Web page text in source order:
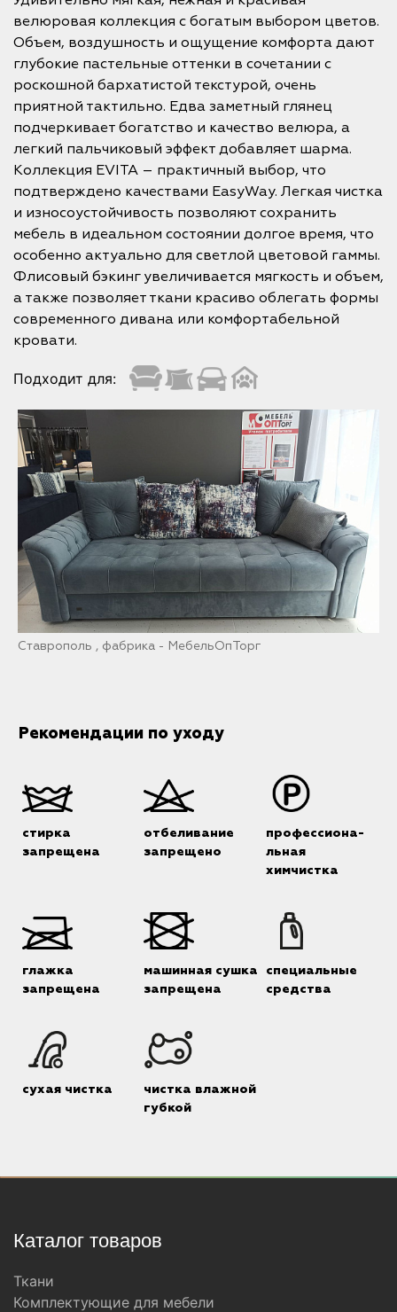
велюровая коллекция с богатым выбором цветов.
Объем, воздушность и ощущение комфорта дают
глубокие пастельные оттенки в сочетании с
роскошной бархатистой текстурой, очень
приятной тактильно. Едва заметный глянец
подчеркивает богатство и качество велюра, а
легкий пальчиковый эффект добавляет шарма.
Коллекция EVITA – практичный выбор, что
подтверждено качествами EasyWay. Легкая чистка
и износоустойчивость позволяют сохранить
мебель в идеальном состоянии долгое время, что
особенно актуально для светлой цветовой гаммы.
Флисовый бэкинг увеличивается мягкость и объем,
а также позволяет ткани красиво облегать формы
современного дивана или комфортабельной
кровати.
Подходит для:
Ставрополь , фабрика - МебельОпТорг
Рекомендации по уходу
стирка
запрещена
отбеливание
запрещено
профессиона-
льная
химчистка
глажка
запрещена
машинная сушка
запрещена
специальные
средства
сухая чистка
чистка влажной
губкой
Каталог товаров
Ткани
Комплектующие для мебели